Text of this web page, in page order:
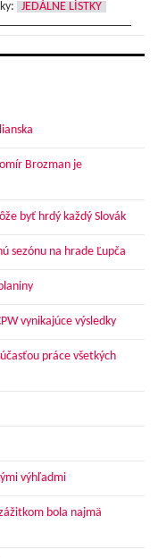
JEDÁLNE LÍSTKY
Brozman je
byť hrdý každý Slovák
sezónu na hrade Ľupča
vynikajúce výsledky
práce všetkých
výhľadmi
bola najmä